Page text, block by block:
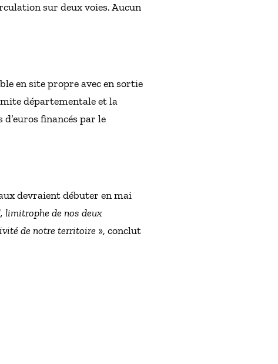
sur deux voies. Aucun
en site propre avec en sortie
départementale et la
financés par le
devraient débuter en mai
limitrophe de nos deux
de notre territoire », conclut